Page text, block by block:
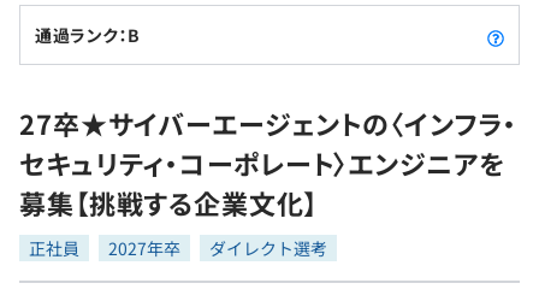
転職成功ガイド
転職エージェント
インタビュー
転職成功ガイド
新卒就活
求人検索
本選考
インターン
学習
問題集
プログラミング言語
ゲーム・マンガ
通過ランク：B
27卒★サイバーエージェントの〈インフラ・
セキュリティ・コーポレート〉エンジニアを
募集【挑戦する企業文化】
正社員 2027年卒 ダイレクト選考